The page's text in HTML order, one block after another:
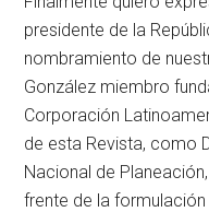
presidente de la
nombramiento de
González miembro
Corporación
de esta Revista, como
Nacional de
frente de la formulación